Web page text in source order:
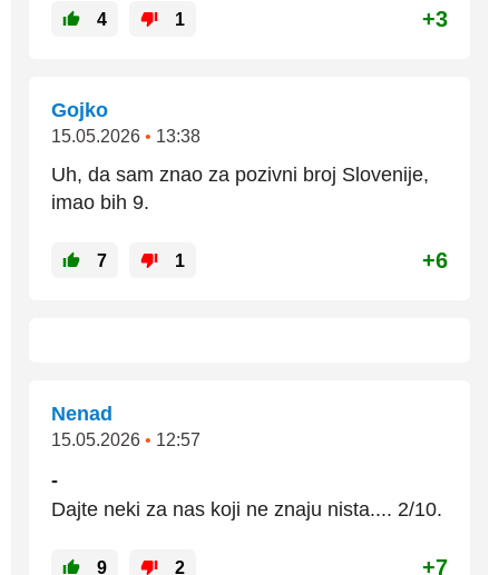
4 1 +3
Gojko
15.05.2026 • 13:38
Uh, da sam znao za pozivni broj Slovenije,
imao bih 9.
7 1 +6
Nenad
15.05.2026 • 12:57
-
Dajte neki za nas koji ne znaju nista.... 2/10.
9 2 +7